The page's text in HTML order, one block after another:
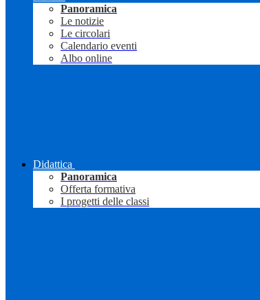
Panoramica
Le notizie
Le circolari
Calendario eventi
Albo online
Didattica
Panoramica
Offerta formativa
I progetti delle classi